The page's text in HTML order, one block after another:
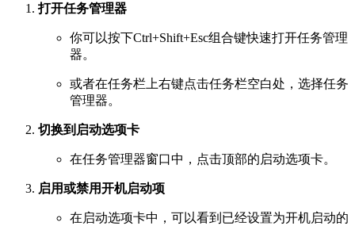
打开任务管理器
你可以按下Ctrl+Shift+Esc组合键快速打开任务管理
器。
或者在任务栏上右键点击任务栏空白处，选择任务
管理器。
切换到启动选项卡
在任务管理器窗口中，点击顶部的启动选项卡。
启用或禁用开机启动项
在启动选项卡中，可以看到已经设置为开机启动的